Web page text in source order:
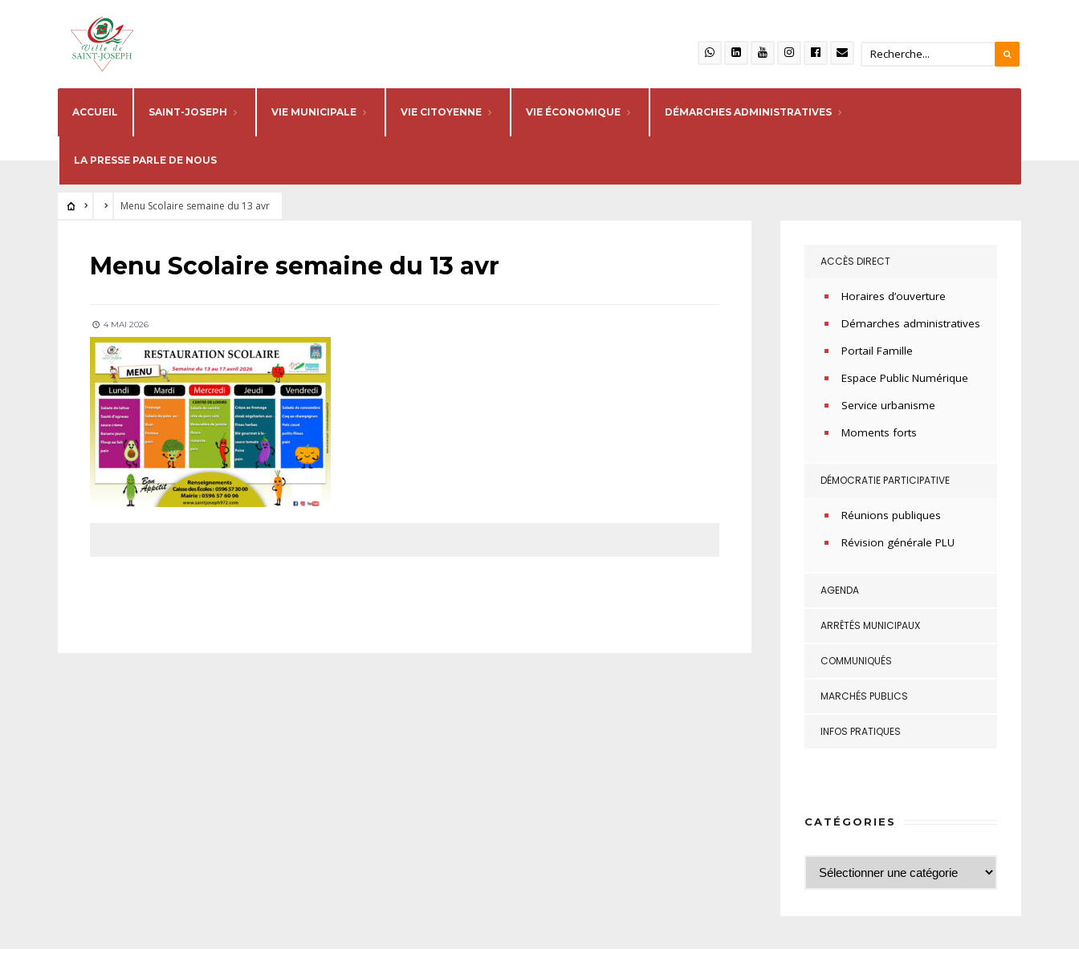
ACCUEIL SAINT-JOSEPH VIE MUNICIPALE VIE CITOYENNE VIE ÉCONOMIQUE DÉMARCHES ADMINISTRATIVES
LA PRESSE PARLE DE NOUS
Menu Scolaire semaine du 13 avr
Menu Scolaire semaine du 13 avr
4 MAI 2026
ACCÈS DIRECT
Horaires d’ouverture
Démarches administratives
Portail Famille
Espace Public Numérique
Service urbanisme
Moments forts
DÉMOCRATIE PARTICIPATIVE
Réunions publiques
Révision générale PLU
AGENDA
ARRÊTÉS MUNICIPAUX
COMMUNIQUÉS
MARCHÉS PUBLICS
INFOS PRATIQUES
CATÉGORIES